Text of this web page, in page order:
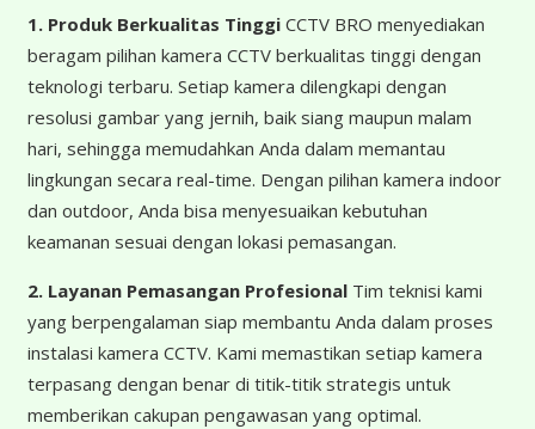
1. Produk Berkualitas TinggiCCTV BRO menyediakan
beragam pilihan kamera CCTV berkualitas tinggi dengan
teknologi terbaru. Setiap kamera dilengkapi dengan
resolusi gambar yang jernih, baik siang maupun malam
hari, sehingga memudahkan Anda dalam memantau
lingkungan secara real-time. Dengan pilihan kamera indoor
dan outdoor, Anda bisa menyesuaikan kebutuhan
keamanan sesuai dengan lokasi pemasangan.
2. Layanan Pemasangan ProfesionalTim teknisi kami
yang berpengalaman siap membantu Anda dalam proses
instalasi kamera CCTV. Kami memastikan setiap kamera
terpasang dengan benar di titik-titik strategis untuk
memberikan cakupan pengawasan yang optimal.